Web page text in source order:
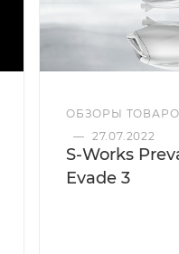
ОБЗОРЫ
— 27.07.2022
S-Works
Evade 3